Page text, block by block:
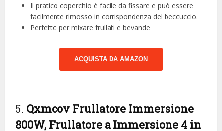
Il pratico coperchio è facile da fissare e può essere
facilmente rimosso in corrispondenza del beccuccio.
Perfetto per mixare frullati e bevande
ACQUISTA DA AMAZON
5. Qxmcov Frullatore Immersione
800W, Frullatore a Immersione 4 in